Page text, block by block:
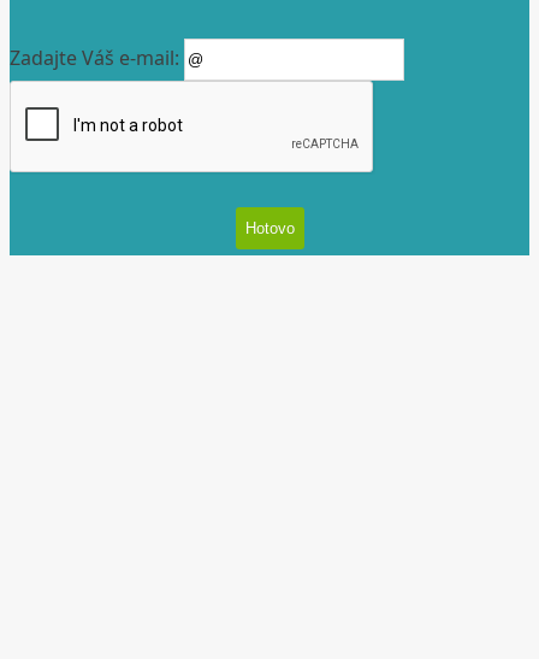
Zadajte Váš e-mail: